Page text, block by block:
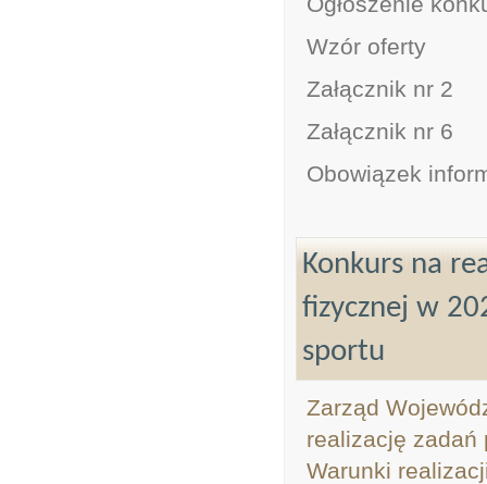
Wzór oferty
Załącznik nr 2
Załącznik nr 6
Obowiązek
Konkurs na
fizycznej w
sportu
Zarząd
realizację zadań
Warunki